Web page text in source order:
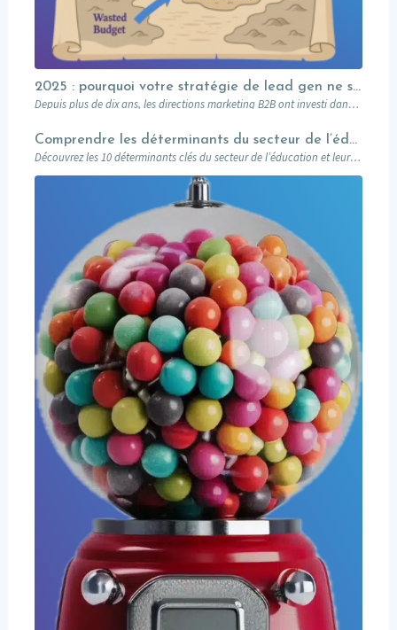
2025 : pourquoi votre stratégie de lead gen ne suffit plus (et comment l’Account-Based Marketing peut relancer vos performances)
Depuis plus de dix ans, les directions marketing B2B ont investi dans des plateformes…
Comprendre les déterminants du secteur de l’éducation et leurs impacts sur le marketing
Découvrez les 10 déterminants clés du secteur de l’éducation et leur impact sur le marketing : attentes des prospects, innovations digitales, impact sociétal, et stratégies pour des campagnes réussies. Un guide complet pour les professionnels du marketing éducatif.